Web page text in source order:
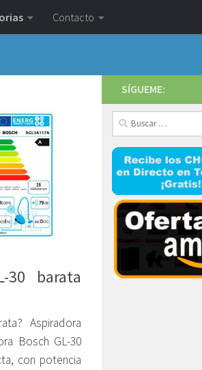
Contacto
30 barata
Aspiradora
Bosch GL-30
con potencia
SÍGUEME:
Buscar: